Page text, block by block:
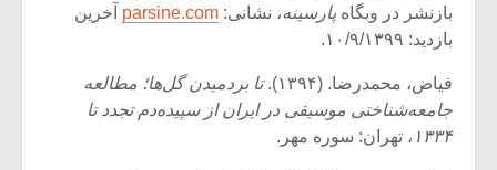
بازنشر در وبگاه پارسینه، نشانی: parsine.com آخرین
بازدید: ۱۰/۹/۱۳۹۹.
فیاض، محمدرضا. (۱۳۹۴).
تا بردمیدن گل‌ها؛ مطالعه
جامعه‌شناختی موسیقی در ایران از سپیده‌دم تجدد تا
۱۳۳۴ ، تهران: سوره مهر.